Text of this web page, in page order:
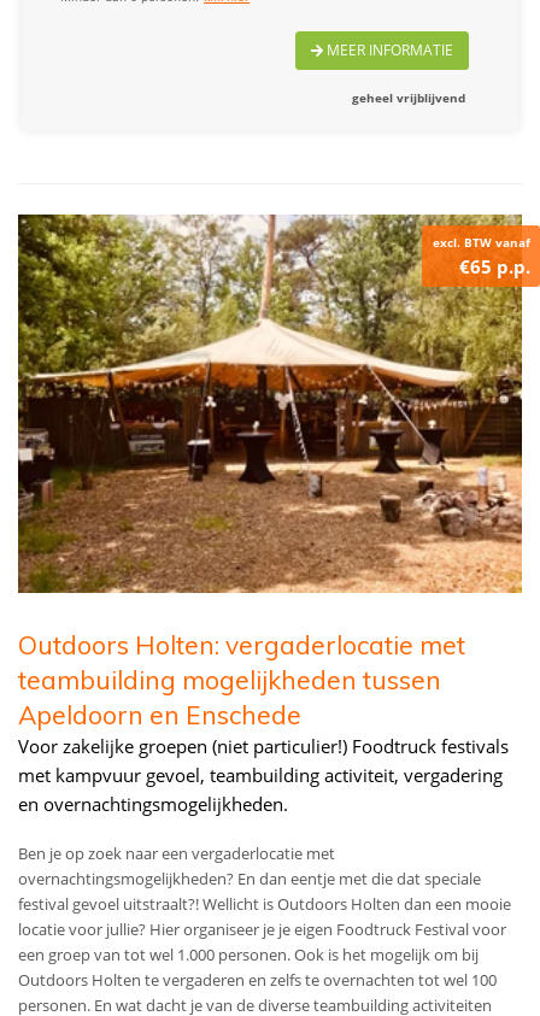
MEER INFORMATIE
geheel vrijblijvend
excl. BTW vanaf
€65 p.p.
Outdoors Holten: vergaderlocatie met
teambuilding mogelijkheden tussen
Apeldoorn en Enschede
Voor zakelijke groepen (niet particulier!) Foodtruck festivals
met kampvuur gevoel, teambuilding activiteit, vergadering
en overnachtingsmogelijkheden.
Ben je op zoek naar een vergaderlocatie met
overnachtingsmogelijkheden? En dan eentje met die dat speciale
festival gevoel uitstraalt?! Wellicht is Outdoors Holten dan een mooie
locatie voor jullie? Hier organiseer je je eigen Foodtruck Festival voor
een groep van tot wel 1.000 personen. Ook is het mogelijk om bij
Outdoors Holten te vergaderen en zelfs te overnachten tot wel 100
personen. En wat dacht je van de diverse teambuilding activiteiten